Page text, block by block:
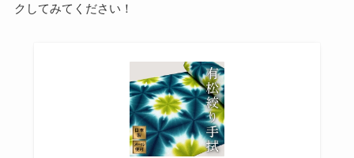
クしてみてください！